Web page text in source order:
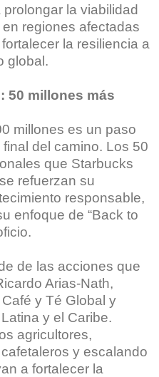
la viabilidad
regiones afectadas
la resiliencia a
global.
50 millones más
millones es un paso
del camino. Los 50
que Starbucks
refuerzan su
responsable,
enfoque de “Back to
de las acciones que
Arias-Nath,
y Té Global y
y el Caribe.
agricultores,
y escalando
a fortalecer la